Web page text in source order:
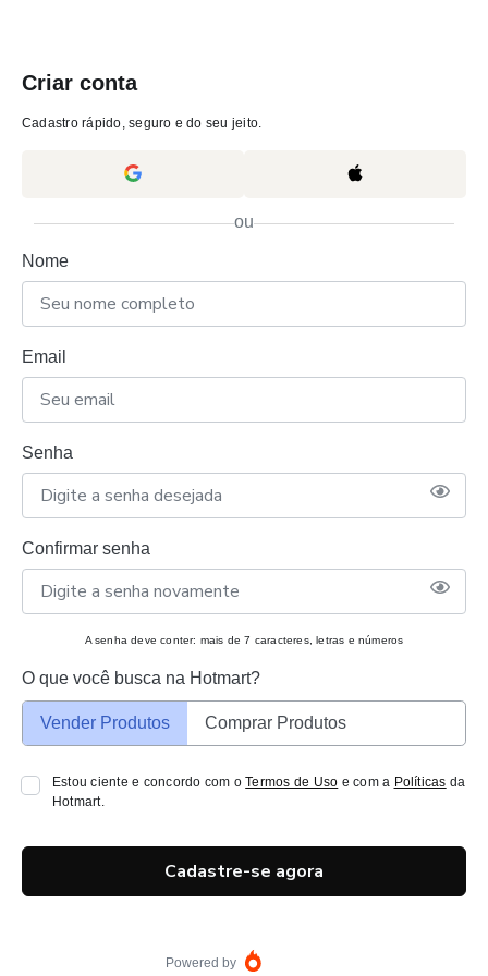
Criar conta
Cadastro rápido, seguro e do seu jeito.
ou
Nome
Email
Senha
Confirmar senha
A senha deve conter: mais de 7 caracteres, letras e números
O que você busca na Hotmart?
Vender Produtos Comprar Produtos
Estou ciente e concordo com oTermos de Uso e com a Políticas da
Hotmart.
Cadastre-se agora
Powered by